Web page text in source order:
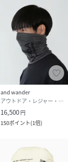
and wander
アウトドア・レジャー・キャンプ用品
16,500円
150ポイント(1倍)